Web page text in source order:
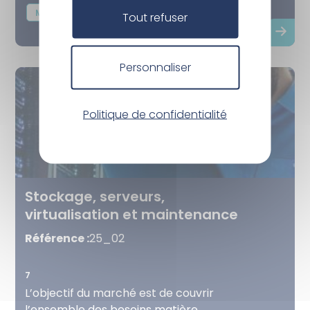
Tout refuser
Personnaliser
Politique de confidentialité
L’ensemble...
Matériels Informatique et bureautique
Stockage, serveurs,
virtualisation et maintenance
Référence :25_02
7
L’objectif du marché est de couvrir